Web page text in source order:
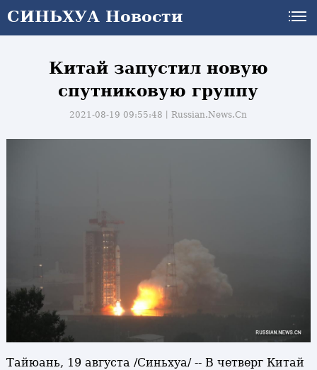
СИНЬХУА Новости
Китай запустил новую
спутниковую группу
2021-08-19 09:55:48丨Russian.News.Cn
Тайюань, 19 августа /Синьхуа/ -- В четверг Китай